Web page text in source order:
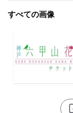
すべての画像